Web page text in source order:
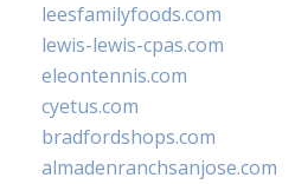
leesfamilyfoods.com
lewis-lewis-cpas.com
eleontennis.com
cyetus.com
bradfordshops.com
almadenranchsanjose.com